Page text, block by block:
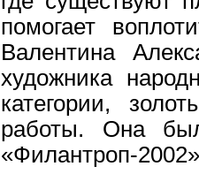
помогает
Валентина
художника
категории,
работы. Она
«Филантроп-